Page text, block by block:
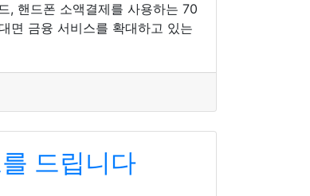
, 핸드폰 소액결제를 사용하는 70
면 금융 서비스를 확대하고 있는
드립니다